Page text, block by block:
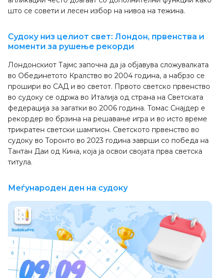
што се совети и лесен избор на нивоа на тежина.
Судоку низ целиот свет: Лондон, првенства и
моменти за рушење рекорди
Лондонскиот Тајмс започна да ја објавува сложувалката
во Обединетото Кралство во 2004 година, а набрзо се
прошири во САД и во светот. Првото светско првенство
во судоку се одржа во Италија од страна на Светската
федерација за загатки во 2006 година. Томас Снајдер е
рекордер во брзина на решавање игра и во исто време
трикратен светски шампион. Светското првенство во
судоку во Торонто во 2023 година заврши со победа на
Тантан Даи од Кина, која ја освои својата прва светска
титула.
Меѓународен ден на судоку